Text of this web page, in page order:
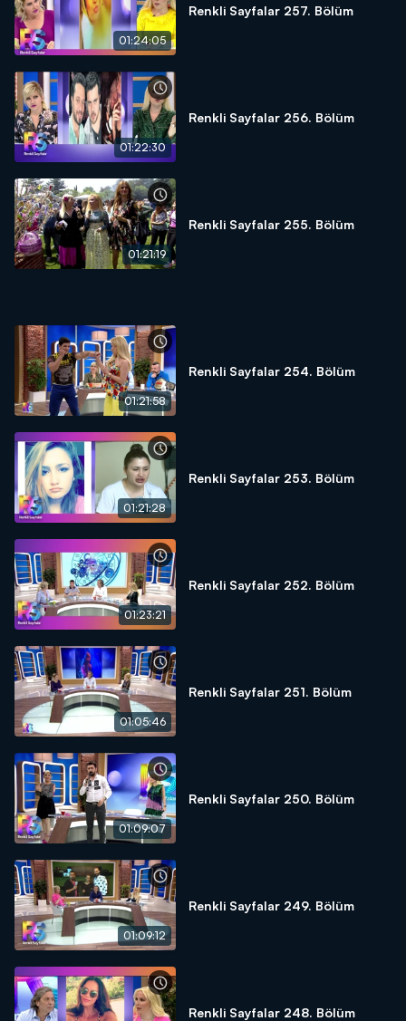
01:24:05
Renkli Sayfalar 257. Bölüm
01:22:30
Renkli Sayfalar 256. Bölüm
01:21:19
Renkli Sayfalar 255. Bölüm
01:21:58
Renkli Sayfalar 254. Bölüm
01:21:28
Renkli Sayfalar 253. Bölüm
01:23:21
Renkli Sayfalar 252. Bölüm
01:05:46
Renkli Sayfalar 251. Bölüm
01:09:07
Renkli Sayfalar 250. Bölüm
01:09:12
Renkli Sayfalar 249. Bölüm
Renkli Sayfalar 248. Bölüm